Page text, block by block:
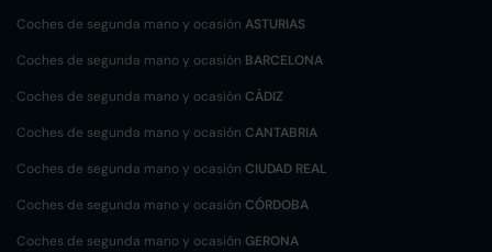
Coches de segunda mano y ocasión ASTURIAS
Coches de segunda mano y ocasión BARCELONA
Coches de segunda mano y ocasión CÁDIZ
Coches de segunda mano y ocasión CANTABRIA
Coches de segunda mano y ocasión CIUDAD REAL
Coches de segunda mano y ocasión CÓRDOBA
Coches de segunda mano y ocasión GERONA